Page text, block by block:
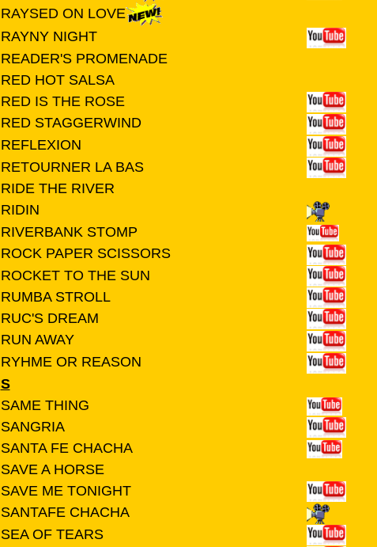
RAYSED ON LOVE
RAYNY NIGHT
READER'S PROMENADE
RED HOT SALSA
RED IS THE ROSE
RED STAGGERWIND
REFLEXION
RETOURNER LA BAS
RIDE THE RIVER
RIDIN
RIVERBANK STOMP
ROCK PAPER SCISSORS
ROCKET TO THE SUN
RUMBA STROLL
RUC'S DREAM
RUN AWAY
RYHME OR REASON
S
SAME THING
SANGRIA
SANTA FE CHACHA
SAVE A HORSE
SAVE ME TONIGHT
SANTAFE CHACHA
SEA OF TEARS